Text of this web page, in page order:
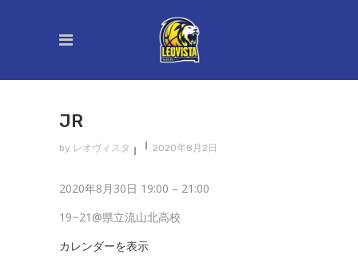
JR
by レオヴィスタ 2020年8月2日
Jr
2020年8月30日 19:00 – 21:00
19~21@県立流山北高校
カレンダーを表示